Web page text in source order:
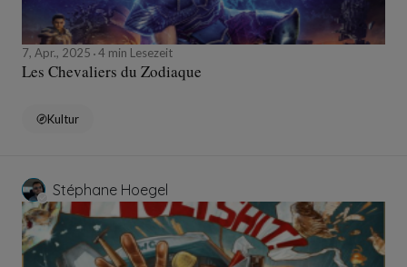
7, Apr., 2025 4 min Lesezeit
Les Chevaliers du Zodiaque
Kultur
Stéphane Hoegel